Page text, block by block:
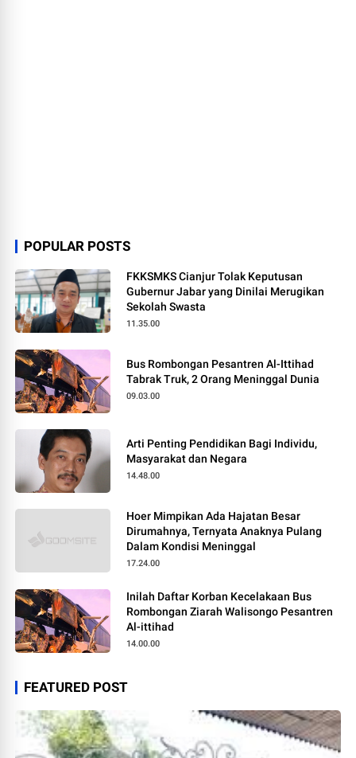
POPULAR POSTS
FKKSMKS Cianjur Tolak Keputusan
Gubernur Jabar yang Dinilai Merugikan
Sekolah Swasta
11.35.00
Bus Rombongan Pesantren Al-Ittihad
Tabrak Truk, 2 Orang Meninggal Dunia
09.03.00
Arti Penting Pendidikan Bagi Individu,
Masyarakat dan Negara
14.48.00
Hoer Mimpikan Ada Hajatan Besar
Dirumahnya, Ternyata Anaknya Pulang
Dalam Kondisi Meninggal
17.24.00
Inilah Daftar Korban Kecelakaan Bus
Rombongan Ziarah Walisongo Pesantren
Al-ittihad
14.00.00
FEATURED POST